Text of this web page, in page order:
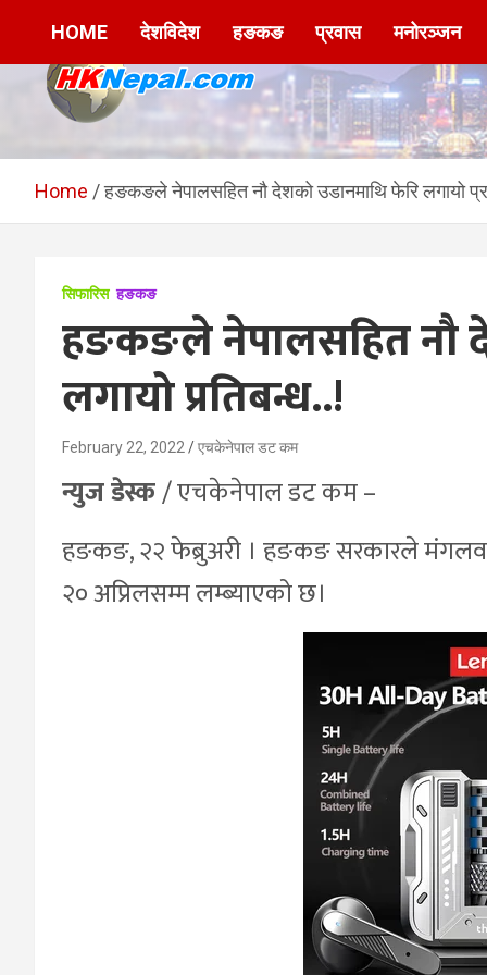
HKNepal.com –
हङकङबाट सञ्चालित पहिलो
नेपाली अनलाईन पत्रिका
hknepal, hknepal.com, hk nepal, hk nepal com
HOME देशविदेश हङकङ प्रवास मनोरञ्जन
Home हङकङले नेपालसहित नौ देशको उडानमाथि फेरि लगायो
सिफारिस हङकङ
हङकङले नेपालसहित नौ
लगायो प्रतिबन्ध..!
February 22, 2022 एचकेनेपाल डट कम
न्युज डेस्क/ एचकेनेपाल डट कम –
हङकङ, २२ फेब्रुअरी । हङकङ सरकारले
२० अप्रिलसम्म लम्ब्याएको छ।